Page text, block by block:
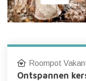
Roompot
Ontspannen